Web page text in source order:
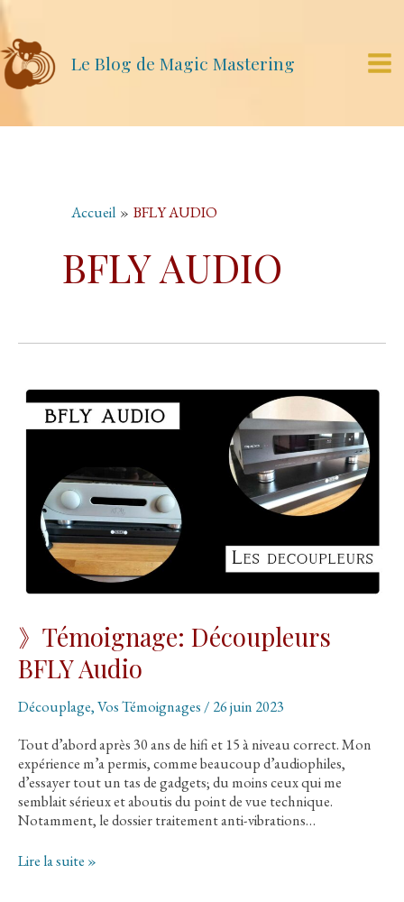
Aller
contenu
Le Blog de Magic Mastering
Accueil BFLY AUDIO
BFLY AUDIO
》Témoignage: Découpleurs
BFLY Audio
Découplage,Vos Témoignages / 26 juin 2023
Tout d’abord après 30 ans de hifi et 15 à niveau correct. Mon
expérience m’a permis, comme beaucoup d’audiophiles,
d’essayer tout un tas de gadgets; du moins ceux qui me
semblait sérieux et aboutis du point de vue technique.
Notamment, le dossier traitement anti-vibrations…
》
Lire la suite »